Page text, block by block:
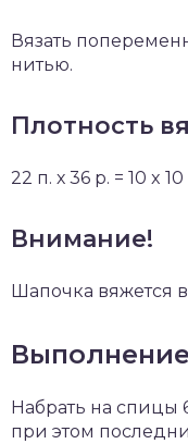
Вязать
нитью.
Плотность
22 п. х 36 р. = 10 x
Внимание!
Шапочка вяжется
Набрать на спицы
при этом